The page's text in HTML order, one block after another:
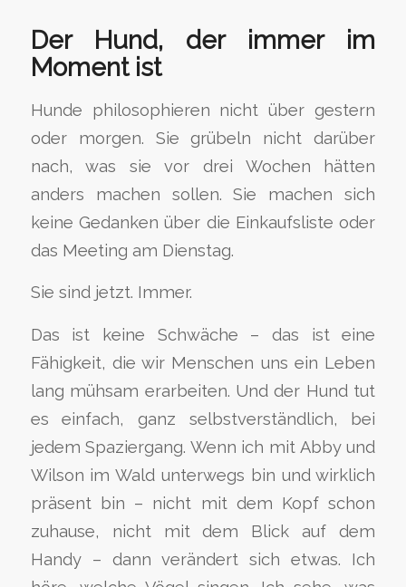
Der Hund, der immer im
Moment ist
Hunde philosophieren nicht über gestern
oder morgen. Sie grübeln nicht darüber
nach, was sie vor drei Wochen hätten
anders machen sollen. Sie machen sich
keine Gedanken über die Einkaufsliste oder
das Meeting am Dienstag.
Sie sind jetzt. Immer.
Das ist keine Schwäche – das ist eine
Fähigkeit, die wir Menschen uns ein Leben
lang mühsam erarbeiten. Und der Hund tut
es einfach, ganz selbstverständlich, bei
jedem Spaziergang. Wenn ich mit Abby und
Wilson im Wald unterwegs bin und wirklich
präsent bin – nicht mit dem Kopf schon
zuhause, nicht mit dem Blick auf dem
Handy – dann verändert sich etwas. Ich